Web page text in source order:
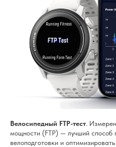
Велосипедный FTP-тест.
мощности (FTP) — лучший способ
велоподготовки и